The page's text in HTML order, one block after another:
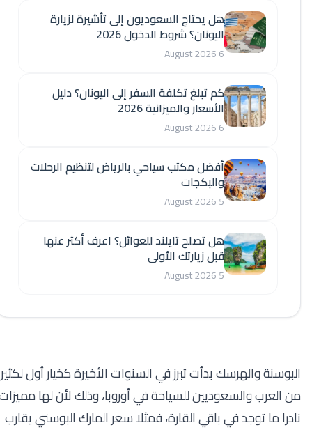
البوسنة والهرسك بدأت تبرز في السنوات الأخيرة كخيار أول لكثير
من العرب والسعوديين للسياحة في أوروبا، وذلك لأن لها مميزات
نادرا ما توجد في باقي القارة، فمثلا سعر المارك البوسني يقارب
هل يحتاج السعوديون إلى تأشيرة لزيارة
اليونان؟ شروط الدخول 2026
6 August 2026
كم تبلغ تكلفة السفر إلى اليونان؟ دليل
الأسعار والميزانية 2026
6 August 2026
أفضل مكتب سياحي بالرياض لتنظيم الرحلات
والبكجات
5 August 2026
هل تصلح تايلند للعوائل؟ اعرف أكثر عنها
قبل زيارتك الأولى
5 August 2026